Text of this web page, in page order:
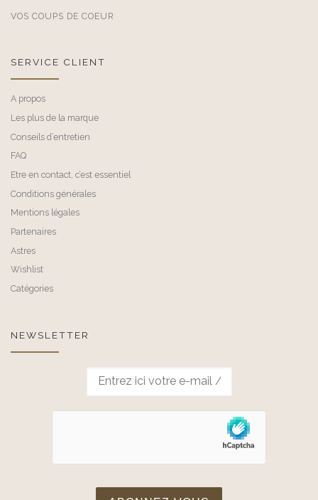
VOS COUPS DE COEUR
SERVICE CLIENT
A propos
Les plus de la marque
Conseils d’entretien
FAQ
Etre en contact, c’est essentiel
Conditions générales
Mentions légales
Partenaires
Astres
Wishlist
Catégories
NEWSLETTER